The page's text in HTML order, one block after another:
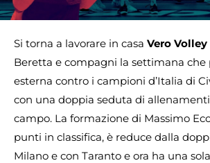
Si torna a lavorare in casa Vero Volley
Beretta e compagni la settimana che
esterna contro i campioni d’Italia di
con una doppia seduta di
campo. La formazione di Massimo
punti in classifica, è reduce dalla
Milano e con Taranto e ora ha una